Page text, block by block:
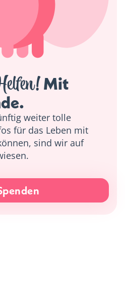
Mit
weiter tolle
für das Leben mit
sind wir auf